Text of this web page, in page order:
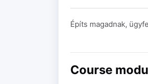
Építs magadnak,
Course